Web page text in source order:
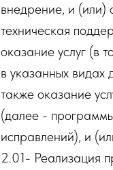
внедрение, и (или)
техническая
оказание услуг (в
в указанных видах
также оказание
(далее -
исправлений), и
2.01- Реализация